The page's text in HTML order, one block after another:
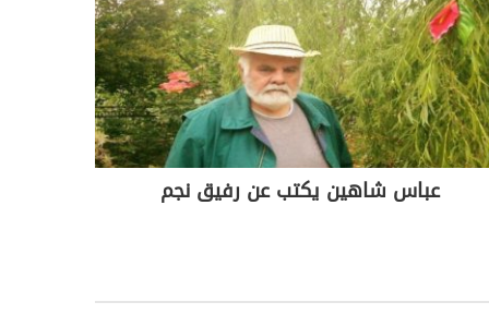
عباس شاهين يكتب عن رفيق نجم